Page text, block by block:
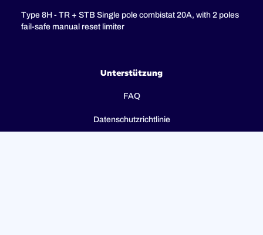
Type 8H - TR + STB Single pole combistat 20A, with 2 poles
fail-safe manual reset limiter
Unterstützung
FAQ
Datenschutzrichtlinie